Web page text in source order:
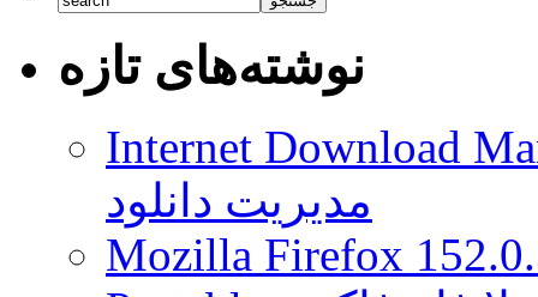
نوشته‌های تازه
Internet Download
مدیریت دانلود
Mozilla Firefox